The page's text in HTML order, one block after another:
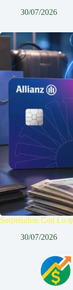
30/07/2026
Sorpréndete Con Lo
30/07/2026